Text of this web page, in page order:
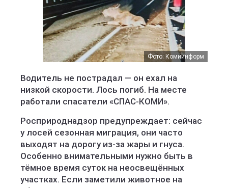
Фото: Комиинформ
Водитель не пострадал — он ехал на
низкой скорости. Лось погиб. На месте
работали спасатели «СПАС-КОМИ».
Росприроднадзор предупреждает: сейчас
у лосей сезонная миграция, они часто
выходят на дорогу из-за жары и гнуса.
Особенно внимательными нужно быть в
тёмное время суток на неосвещённых
участках. Если заметили животное на